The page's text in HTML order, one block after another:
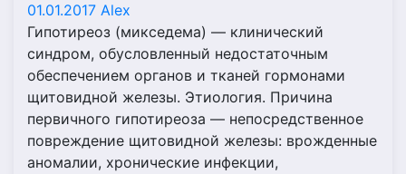
01.01.2017 Alex
Гипотиреоз (микседема) — клинический
синдром, обусловленный недостаточным
обеспечением органов и тканей гормонами
щитовидной железы. Этиология. Причина
первичного гипотиреоза — непосредственное
повреждение щитовидной железы: врожденные
аномалии, хронические инфекции,